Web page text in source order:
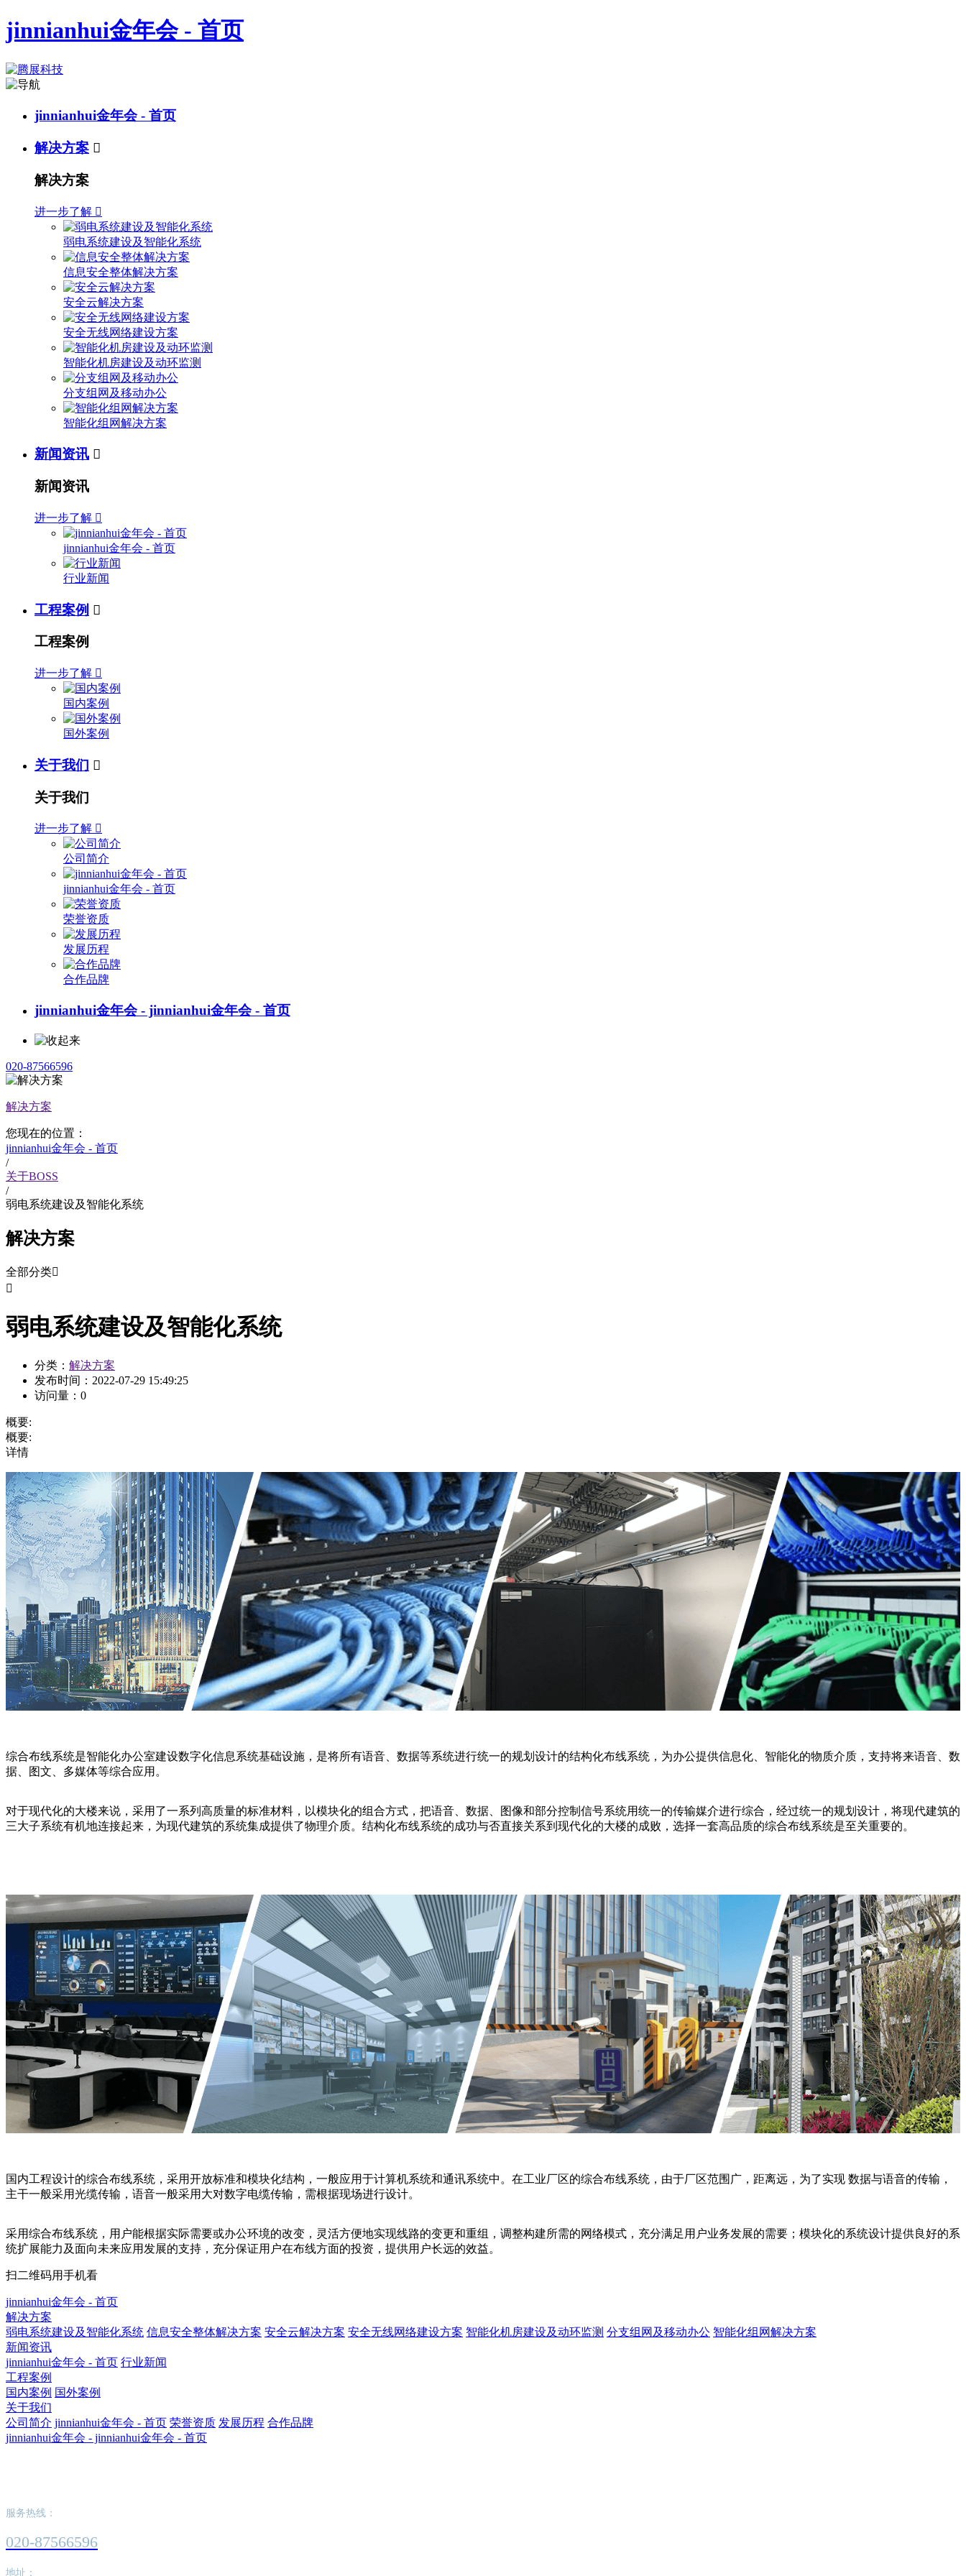
jinnianhui金年会 - 首页
jinnianhui金年会 - 首页
解决方案 
解决方案
进一步了解 
弱电系统建设及智能化系统
信息安全整体解决方案
安全云解决方案
安全无线网络建设方案
智能化机房建设及动环监测
分支组网及移动办公
智能化组网解决方案
新闻资讯 
新闻资讯
进一步了解 
jinnianhui金年会 - 首页
行业新闻
工程案例 
工程案例
进一步了解 
国内案例
国外案例
关于我们 
关于我们
进一步了解 
公司简介
jinnianhui金年会 - 首页
荣誉资质
发展历程
合作品牌
jinnianhui金年会 - jinnianhui金年会 - 首页
020-87566596
解决方案
您现在的位置：
jinnianhui金年会 - 首页
/
关于BOSS
/
弱电系统建设及智能化系统
解决方案
全部分类

弱电系统建设及智能化系统
分类： 解决方案
发布时间： 2022-07-29 15:49:25
访问量： 0
概要:
概要:
详情
综合布线系统是智能化办公室建设数字化信息系统基础设施，是将所有语音、数据等系统进行统一的规划设计的结构化布线系统，为办公提供信息化、智能化的物质介质，支持将来语音、数
据、图文、多媒体等综合应用。
对于现代化的大楼来说，采用了一系列高质量的标准材料，以模块化的组合方式，把语音、数据、图像和部分控制信号系统用统一的传输媒介进行综合，经过统一的规划设计，将现代建筑的
三大子系统有机地连接起来，为现代建筑的系统集成提供了物理介质。结构化布线系统的成功与否直接关系到现代化的大楼的成败，选择一套高品质的综合布线系统是至关重要的。
国内工程设计的综合布线系统，采用开放标准和模块化结构，一般应用于计算机系统和通讯系统中。在工业厂区的综合布线系统，由于厂区范围广，距离远，为了实现 数据与语音的传输，
主干一般采用光缆传输，语音一般采用大对数字电缆传输，需根据现场进行设计。
采用综合布线系统，用户能根据实际需要或办公环境的改变，灵活方便地实现线路的变更和重组，调整构建所需的网络模式，充分满足用户业务发展的需要；模块化的系统设计提供良好的系
统扩展能力及面向未来应用发展的支持，充分保证用户在布线方面的投资，提供用户长远的效益。
扫二维码用手机看
jinnianhui金年会 - 首页
解决方案
弱电系统建设及智能化系统 信息安全整体解决方案 安全云解决方案 安全无线网络建设方案 智能化机房建设及动环监测 分支组网及移动办公 智能化组网解决方案
新闻资讯
jinnianhui金年会 - 首页 行业新闻
工程案例
国内案例 国外案例
关于我们
公司简介 jinnianhui金年会 - 首页 荣誉资质 发展历程 合作品牌
jinnianhui金年会 - jinnianhui金年会 - 首页
服务热线：
020-87566596
地址：